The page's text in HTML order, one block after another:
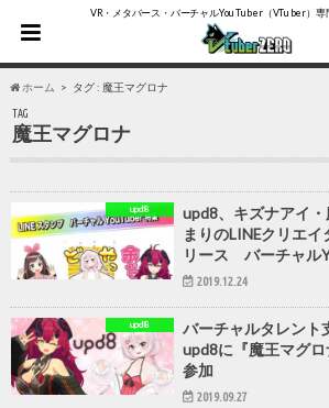
VR・メタバース・バーチャルYouTuber（VTuber）専
ホーム タグ : 魔王マグロナ
TAG
魔王マグロナ
upd8
upd8、キズナアイ
まりのLINEクリエ
リース バーチャル
2019.12.24
upd8
バーチャルタレント
upd8に『魔王マグ
参加
2019.09.27